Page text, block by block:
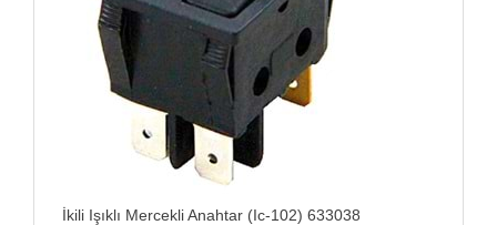
İkili Işıklı Mercekli Anahtar (Ic-102) 633038